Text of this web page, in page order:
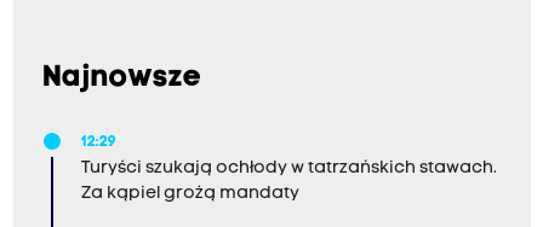
Najnowsze
12:29
Turyści szukają ochłody w tatrzańskich stawach.
Za kąpiel grożą mandaty